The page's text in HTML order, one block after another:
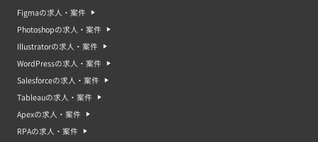
Figmaの求人・案件
Photoshopの求人・案件
Illustratorの求人・案件
WordPressの求人・案件
Salesforceの求人・案件
Tableauの求人・案件
Apexの求人・案件
RPAの求人・案件